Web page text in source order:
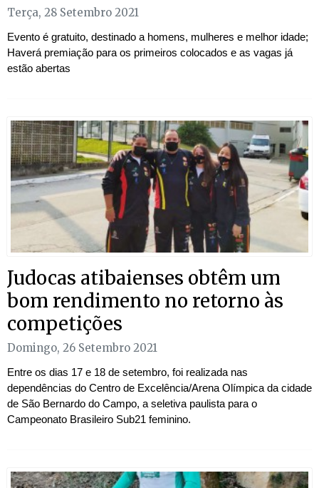
Terça, 28 Setembro 2021
Evento é gratuito, destinado a homens, mulheres e melhor idade;
Haverá premiação para os primeiros colocados e as vagas já
estão abertas
Judocas atibaienses obtêm um
bom rendimento no retorno às
competições
Domingo, 26 Setembro 2021
Entre os dias 17 e 18 de setembro, foi realizada nas
dependências do Centro de Excelência/Arena Olímpica da cidade
de São Bernardo do Campo, a seletiva paulista para o
Campeonato Brasileiro Sub21 feminino.